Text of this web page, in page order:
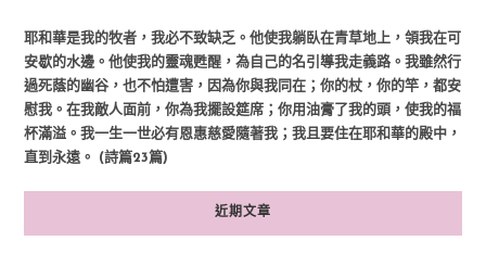
耶和華是我的牧者，我必不致缺乏。他使我躺臥在青草地上，領我在可
安歇的水邊。他使我的靈魂甦醒，為自己的名引導我走義路。我雖然行
過死蔭的幽谷，也不怕遭害，因為你與我同在；你的杖，你的竿，都安
慰我。在我敵人面前，你為我擺設筵席；你用油膏了我的頭，使我的福
杯滿溢。我一生一世必有恩惠慈愛隨著我；我且要住在耶和華的殿中，
直到永遠。 (詩篇23篇)
近期文章